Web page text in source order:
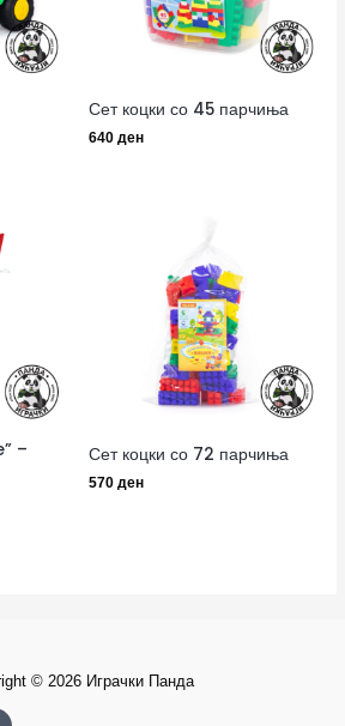
Сет коцки со 45 парчиња
640 ден
–
Сет коцки со 72 парчиња
570 ден
© 2026 Играчки Панда